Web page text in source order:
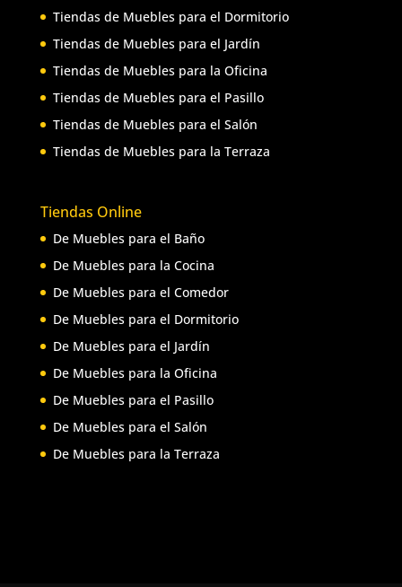
Tiendas de Muebles para el Dormitorio
Tiendas de Muebles para el Jardín
Tiendas de Muebles para la Oficina
Tiendas de Muebles para el Pasillo
Tiendas de Muebles para el Salón
Tiendas de Muebles para la Terraza
Tiendas Online
De Muebles para el Baño
De Muebles para la Cocina
De Muebles para el Comedor
De Muebles para el Dormitorio
De Muebles para el Jardín
De Muebles para la Oficina
De Muebles para el Pasillo
De Muebles para el Salón
De Muebles para la Terraza